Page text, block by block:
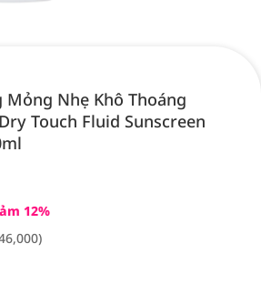
Mỏng Nhẹ Khô Thoáng
Touch Fluid Sunscreen
12%